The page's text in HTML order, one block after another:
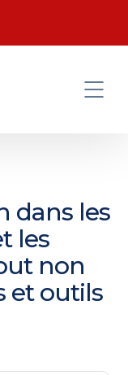
dans les
les
non
et outils